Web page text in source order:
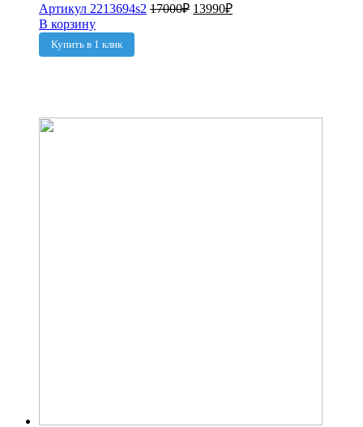
Артикул 2213694s2 17000₽ 13990₽
В корзину
Купить в 1 клик